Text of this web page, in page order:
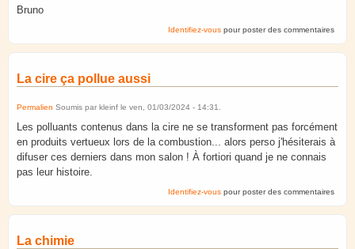
Bruno
Identifiez-vous pour poster des commentaires
La cire ça pollue aussi
Permalien Soumis par kleinf le ven, 01/03/2024 - 14:31
Les polluants contenus dans la cire ne se transforment pas forcément
en produits vertueux lors de la combustion... alors perso j'hésiterais à
difuser ces derniers dans mon salon ! À fortiori quand je ne connais
pas leur histoire.
Identifiez-vous pour poster des commentaires
La chimie